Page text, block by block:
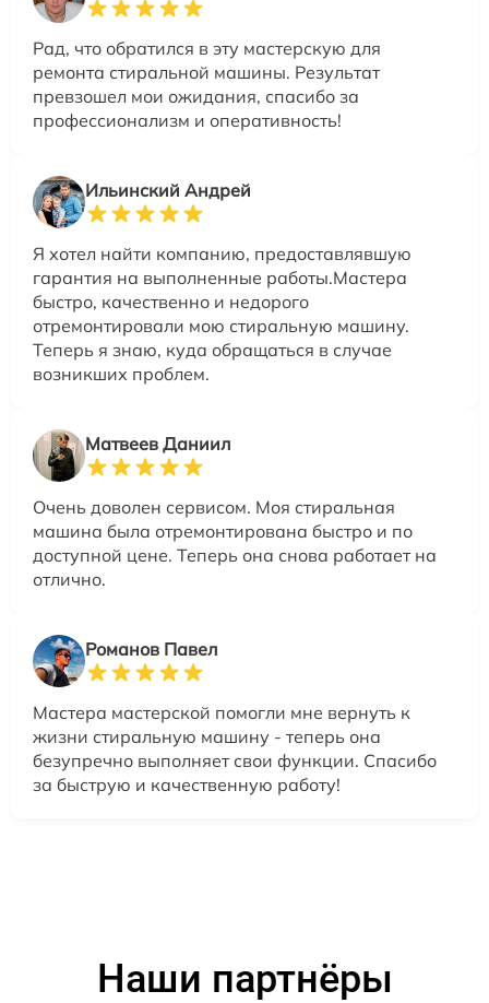
Рад, что обратился в эту мастерскую для
ремонта стиральной машины. Результат
превзошел мои ожидания, спасибо за
профессионализм и оперативность!
Ильинский Андрей
Я хотел найти компанию, предоставлявшую
гарантия на выполненные работы.Мастера
быстро, качественно и недорого
отремонтировали мою стиральную машину.
Теперь я знаю, куда обращаться в случае
возникших проблем.
Матвеев Даниил
Очень доволен сервисом. Моя стиральная
машина была отремонтирована быстро и по
доступной цене. Теперь она снова работает на
отлично.
Романов Павел
Мастера мастерской помогли мне вернуть к
жизни стиральную машину - теперь она
безупречно выполняет свои функции. Спасибо
за быструю и качественную работу!
Наши партнёры